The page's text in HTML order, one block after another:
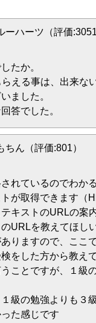
ーハーツ（評価:3051
たか。
える事は、出来な
ました。
答でした。
ちん（評価:801）
れているのでわか
トが取得できます
キストのURLの案内
URLを教えてほし
りますので、ここ
をした方から教え
ことですが、１級
級の勉強よりも３
た感じです